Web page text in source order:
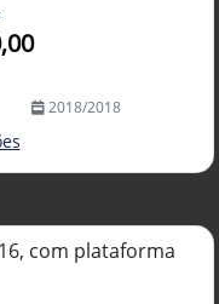
2018/2018